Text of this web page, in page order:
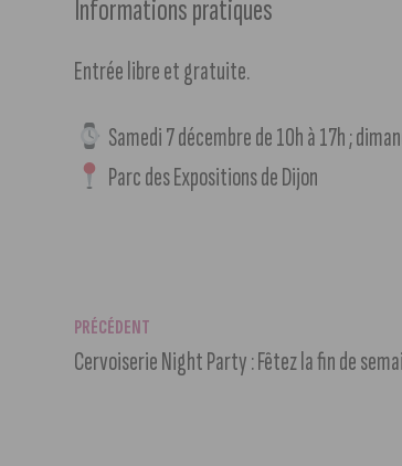
Informations pratiques
Entrée libre et gratuite.
Samedi 7 décembre de 10h à 17h ;
Parc des Expositions de Dijon
PRÉCÉDENT
Cervoiserie Night Party : Fêtez la fin de